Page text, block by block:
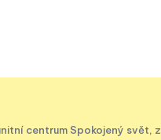
centrum Spokojený svět, z.